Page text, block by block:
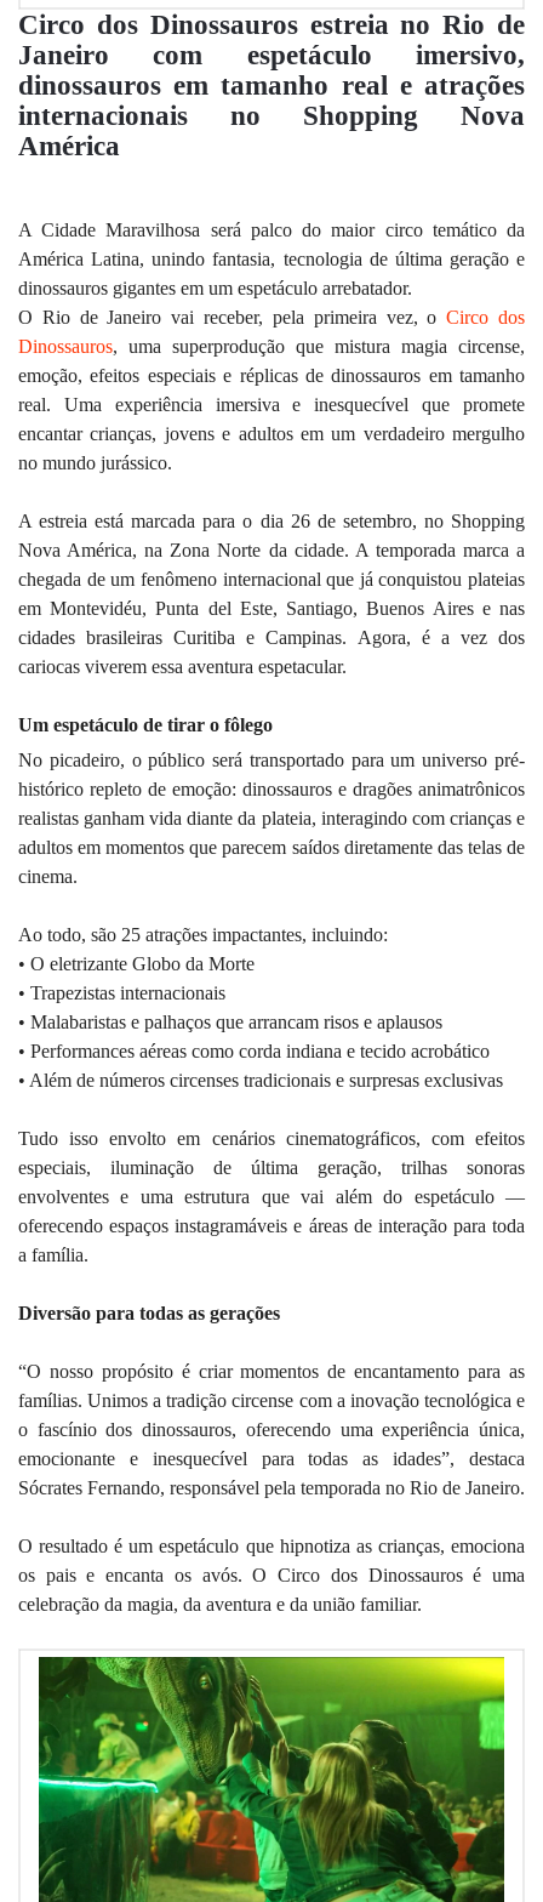
Circo dos Dinossauros estreia no Rio de
Janeiro com espetáculo imersivo,
dinossauros em tamanho real e atrações
internacionais no Shopping Nova
América
A Cidade Maravilhosa será palco do maior circo temático da
América Latina, unindo fantasia, tecnologia de última geração e
dinossauros gigantes em um espetáculo arrebatador.
O Rio de Janeiro vai receber, pela primeira vez, oCirco dos
Dinossauros, uma superprodução que mistura magia circense,
emoção, efeitos especiais e réplicas de dinossauros em tamanho
real. Uma experiência imersiva e inesquecível que promete
encantar crianças, jovens e adultos em um verdadeiro mergulho
no mundo jurássico.
A estreia está marcada para o dia 26 de setembro, no Shopping
Nova América, na Zona Norte da cidade. A temporada marca a
chegada de um fenômeno internacional que já conquistou plateias
em Montevidéu, Punta del Este, Santiago, Buenos Aires e nas
cidades brasileiras Curitiba e Campinas. Agora, é a vez dos
cariocas viverem essa aventura espetacular.
Um espetáculo de tirar o fôlego
No picadeiro, o público será transportado para um universo pré-
histórico repleto de emoção: dinossauros e dragões animatrônicos
realistas ganham vida diante da plateia, interagindo com crianças e
adultos em momentos que parecem saídos diretamente das telas de
cinema.
Ao todo, são 25 atrações impactantes, incluindo:
• O eletrizante Globo da Morte
• Trapezistas internacionais
• Malabaristas e palhaços que arrancam risos e aplausos
• Performances aéreas como corda indiana e tecido acrobático
• Além de números circenses tradicionais e surpresas exclusivas
Tudo isso envolto em cenários cinematográficos, com efeitos
especiais, iluminação de última geração, trilhas sonoras
envolventes e uma estrutura que vai além do espetáculo —
oferecendo espaços instagramáveis e áreas de interação para toda
a família.
Diversão para todas as gerações
“O nosso propósito é criar momentos de encantamento para as
famílias. Unimos a tradição circense com a inovação tecnológica e
o fascínio dos dinossauros, oferecendo uma experiência única,
emocionante e inesquecível para todas as idades”, destaca
Sócrates Fernando, responsável pela temporada no Rio de Janeiro.
O resultado é um espetáculo que hipnotiza as crianças, emociona
os pais e encanta os avós. O Circo dos Dinossauros é uma
celebração da magia, da aventura e da união familiar.